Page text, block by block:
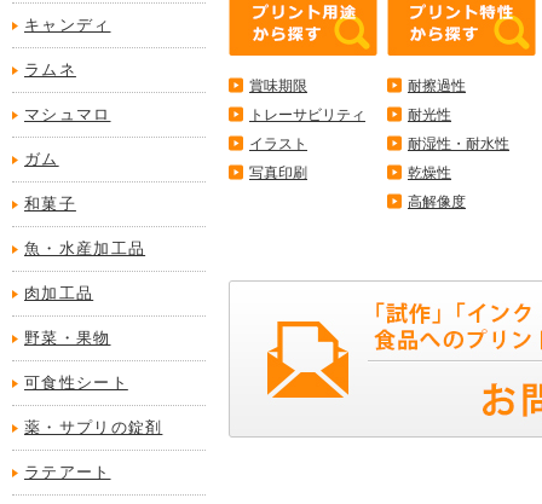
キャンディ
ラムネ
マシュマロ
ガム
和菓子
魚・水産加工品
肉加工品
野菜・果物
可食性シート
薬・サプリの錠剤
ラテアート
賞味期限
トレーサビリティ
イラスト
写真印刷
耐擦過性
耐光性
耐湿性・耐水性
乾燥性
高解像度